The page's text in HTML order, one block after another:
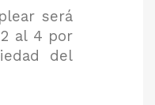
será
al 4 por
del